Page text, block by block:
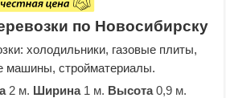
по Новосибирску
холодильники, газовые плиты,
машины, стройматериалы.
2 м. Ширина1 м. Высота0,9 м.